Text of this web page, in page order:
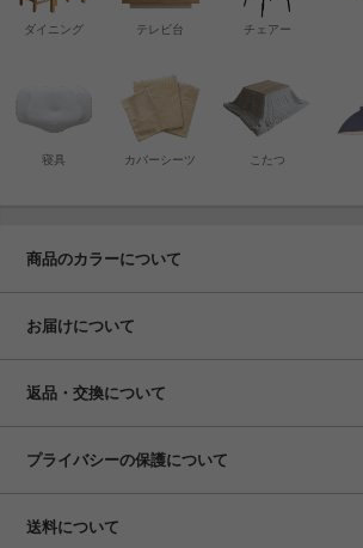
寝具 カバーシーツ
チェアー
こたつ
テレビ台
ダイニング
商品のカラーについて
お届けについて
返品・交換について
プライバシーの保護について
送料について